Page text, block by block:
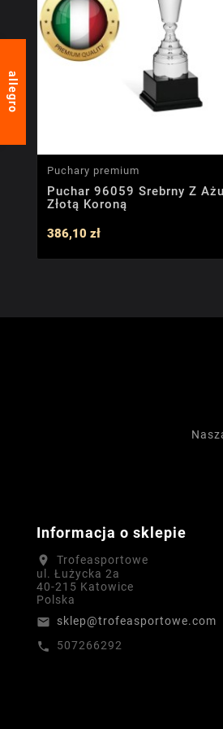
Puchary premium
Puchar 96059 Srebrny Z
Złotą Koroną
386,10 zł
Informacja o sklepie
location_on
Trofeasportowe
ul. Łużycka 2a
40-215 Katowice
Polska
email sklep@trofeasportowe.com
call 507266292
allegro